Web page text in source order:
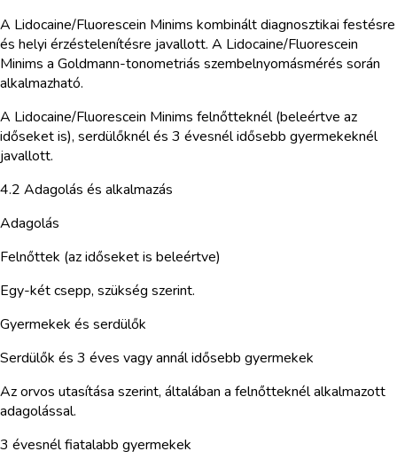
A Lidocaine/Fluorescein Minims kombinált diagnosztikai festésre
és helyi érzéstelenítésre javallott. A Lidocaine/Fluorescein
Minims a Goldmann-tonometriás szembelnyomásmérés során
alkalmazható.
A Lidocaine/Fluorescein Minims felnőtteknél (beleértve az
időseket is), serdülőknél és 3 évesnél idősebb gyermekeknél
javallott.
4.2 Adagolás és alkalmazás
Adagolás
Felnőttek (az időseket is beleértve)
Egy-két csepp, szükség szerint.
Gyermekek és serdülők
Serdülők és 3 éves vagy annál idősebb gyermekek
Az orvos utasítása szerint, általában a felnőtteknél alkalmazott
adagolással.
3 évesnél fiatalabb gyermekek